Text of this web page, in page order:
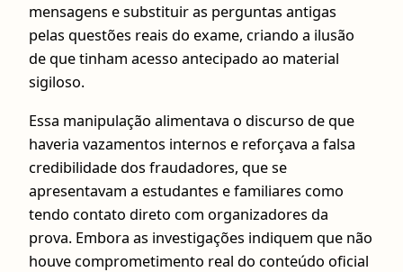
mensagens e substituir as perguntas antigas
pelas questões reais do exame, criando a ilusão
de que tinham acesso antecipado ao material
sigiloso.
Essa manipulação alimentava o discurso de que
haveria vazamentos internos e reforçava a falsa
credibilidade dos fraudadores, que se
apresentavam a estudantes e familiares como
tendo contato direto com organizadores da
prova. Embora as investigações indiquem que não
houve comprometimento real do conteúdo oficial